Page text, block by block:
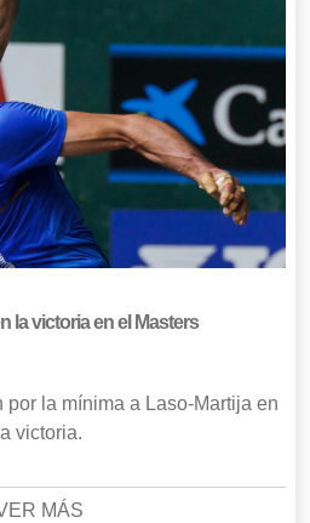
la victoria en el Masters
la mínima a Laso-Martija en
victoria.
MÁS